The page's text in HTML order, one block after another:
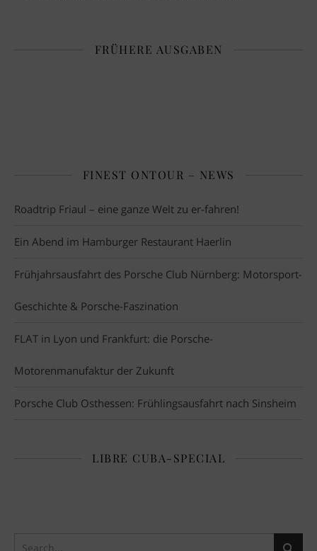
FRÜHERE AUSGABEN
FINEST ONTOUR – NEWS
Roadtrip Friaul – eine ganze Welt zu er-fahren!
Ein Abend im Hamburger Restaurant Haerlin
Frühjahrsausfahrt des Porsche Club Nürnberg: Motorsport-
Geschichte & Porsche-Faszination
FLAT in Lyon und Frankfurt: die Porsche-
Motorenmanufaktur der Zukunft
Porsche Club Osthessen: Frühlingsausfahrt nach Sinsheim
LIBRE CUBA-SPECIAL